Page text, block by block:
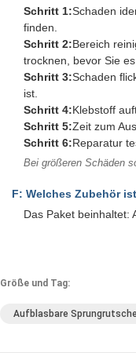
Schritt 1:Schaden
finden.
Schritt 2:Bereich
trocknen, bevor Sie
Schritt 3:Schaden
ist.
Schritt 4:Klebstoff
Schritt 5:Zeit zum
Schritt 6:Reparatur
Bei größeren Schäden
F: Welches Zubehör
Das Paket beinhaltet:
Größe und Tag:
Aufblasbare